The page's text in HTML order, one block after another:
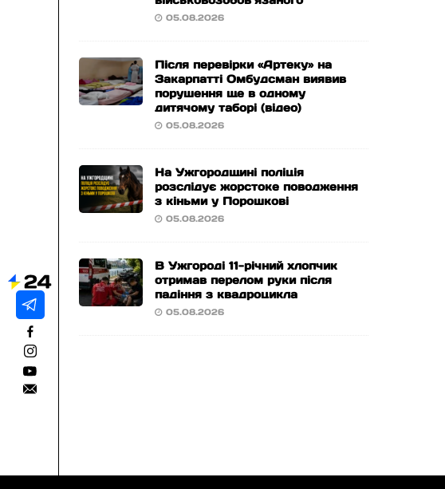
05.08.2026
Після перевірки «Артеку» на
Закарпатті Омбудсман виявив
порушення ще в одному
дитячому таборі (відео)
05.08.2026
На Ужгородщині поліція
розслідує жорстоке поводження
з кіньми у Порошкові
05.08.2026
В Ужгороді 11-річний хлопчик
отримав перелом руки після
падіння з квадроцикла
05.08.2026